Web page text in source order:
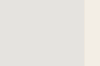
Hồ Chí Minh, Việt Nam